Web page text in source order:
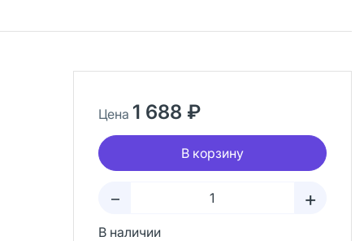
Цена 1 688 ₽
В корзину
– +
В наличии